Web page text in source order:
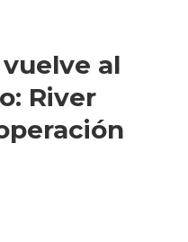
al
River